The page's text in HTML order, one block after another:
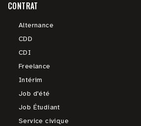
CONTRAT
Alternance
CDD
CDI
Freelance
Intérim
Job d'été
Job Étudiant
Service civique